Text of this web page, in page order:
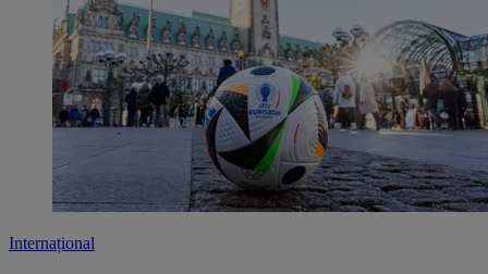
Internațional